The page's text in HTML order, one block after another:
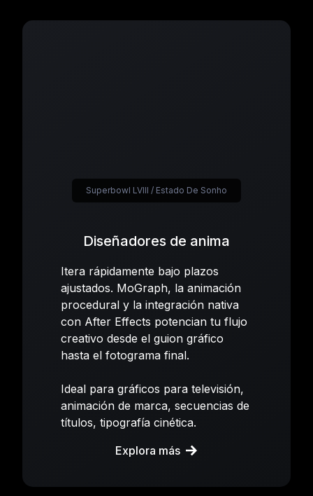
Diseñadores de anima
Itera rápidamente bajo plazos
ajustados. MoGraph, la animación
procedural y la integración nativa
con After Effects potencian tu flujo
creativo desde el guion gráfico
hasta el fotograma final.
Ideal para gráficos para televisión,
animación de marca, secuencias de
títulos, tipografía cinética.
Explora más
Superbowl LVIII / Estado De Sonho